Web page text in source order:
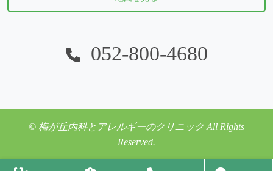
052-800-4680
© 梅が丘内科とアレルギーのクリニック All Rights
Reserved.